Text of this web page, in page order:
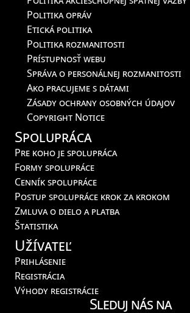
Politika opráv
Etická politika
Politika rozmanitosti
Prístupnosť webu
Správa o personálnej rozmanitosti
Ako pracujeme s dátami
Zásady ochrany osobných údajov
Copyright Notice
Spolupráca
Pre koho je spolupráca
Formy spolupráce
Cenník spolupráce
Postup spolupráce krok za krokom
Zmluva o dielo a platba
Štatistika
Užívateľ
Prihlásenie
Registrácia
Výhody registrácie
Sleduj nás na